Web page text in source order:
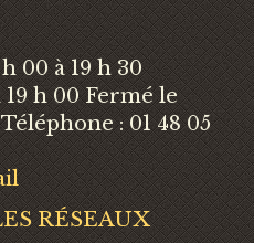
00 à 19 h 30
h 00 Fermé le
: 01 48 05
RÉSEAUX